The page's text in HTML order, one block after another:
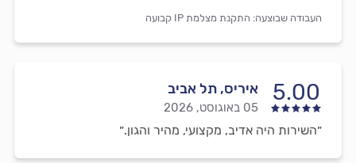
העבודה שבוצעה: התקנת מצלמת IP קבועה
5.00 איריס, תל אביב
05 באוגוסט, 2026
״השירות היה אדיב, מקצועי, מהיר והגון.״